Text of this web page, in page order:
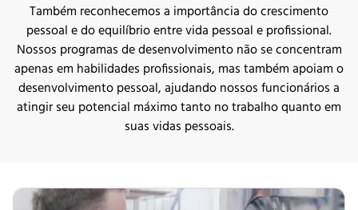
Também reconhecemos a importância do crescimento
pessoal e do equilíbrio entre vida pessoal e profissional.
Nossos programas de desenvolvimento não se concentram
apenas em habilidades profissionais, mas também apoiam o
desenvolvimento pessoal, ajudando nossos funcionários a
atingir seu potencial máximo tanto no trabalho quanto em
suas vidas pessoais.